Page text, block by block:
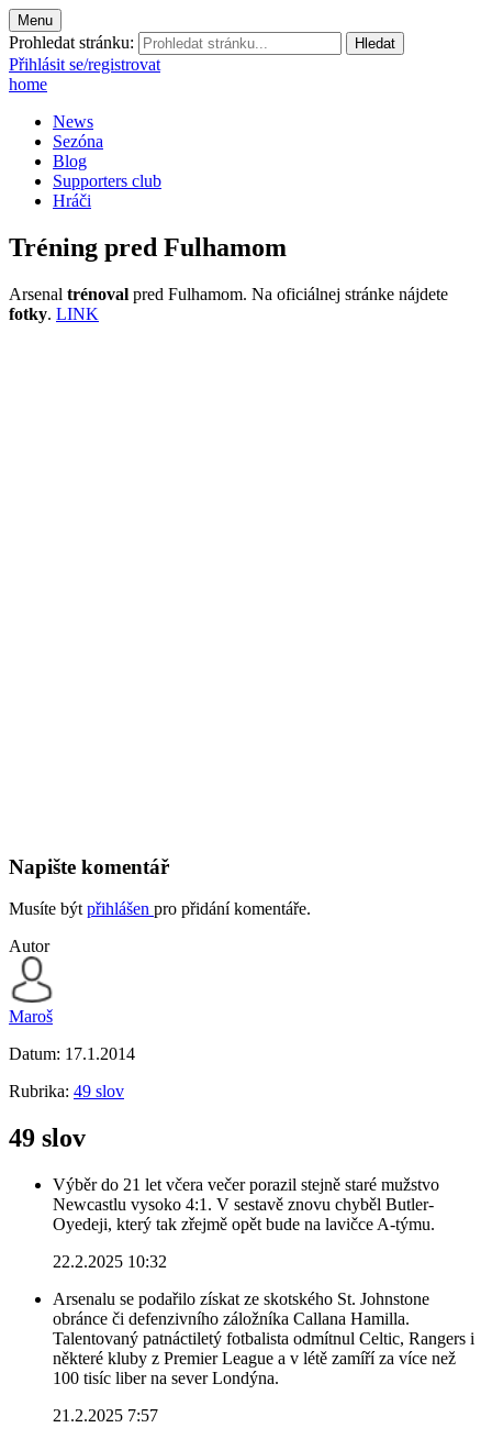
Menu
Prohledat stránku:
Přihlásit se/registrovat
home
News
Sezóna
Blog
Supporters club
Hráči
Tréning pred Fulhamom
Arsenal trénoval pred Fulhamom. Na oficiálnej stránke nájdete
fotky. LINK
Napište komentář
Musíte být přihlášen pro přidání komentáře.
Autor
Maroš
Datum: 17.1.2014
Rubrika: 49 slov
49 slov
Výběr do 21 let včera večer porazil stejně staré mužstvo
Newcastlu vysoko 4:1. V sestavě znovu chyběl Butler-
Oyedeji, který tak zřejmě opět bude na lavičce A-týmu.
22.2.2025 10:32
Arsenalu se podařilo získat ze skotského St. Johnstone
obránce či defenzivního záložníka Callana Hamilla.
Talentovaný patnáctiletý fotbalista odmítnul Celtic, Rangers i
některé kluby z Premier League a v létě zamíří za více než
100 tisíc liber na sever Londýna.
21.2.2025 7:57